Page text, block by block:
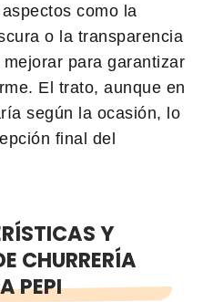
como la
o la transparencia
para garantizar
El trato, aunque en
según la ocasión, lo
final del
Y
CHURRERÍA
PEPI